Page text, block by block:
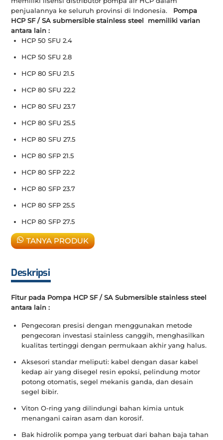
penjualannya ke seluruh provinsi di Indonesia. Pompa
HCP SF / SA submersible stainless steel memiliki varian
antara lain :
HCP 50 SFU 2.4
HCP 50 SFU 2.8
HCP 80 SFU 21.5
HCP 80 SFU 22.2
HCP 80 SFU 23.7
HCP 80 SFU 25.5
HCP 80 SFU 27.5
HCP 80 SFP 21.5
HCP 80 SFP 22.2
HCP 80 SFP 23.7
HCP 80 SFP 25.5
HCP 80 SFP 27.5
TANYA PRODUK
Deskripsi
Fitur pada Pompa HCP SF / SA Submersible stainless steel
antara lain :
Pengecoran presisi dengan menggunakan metode
pengecoran investasi stainless canggih, menghasilkan
kualitas tertinggi dengan permukaan akhir yang halus.
Aksesori standar meliputi: kabel dengan dasar kabel
kedap air yang disegel resin epoksi, pelindung motor
potong otomatis, segel mekanis ganda, dan desain
segel bibir.
Viton O-ring yang dilindungi bahan kimia untuk
menangani cairan asam dan korosif.
Bak hidrolik pompa yang terbuat dari bahan baja tahan